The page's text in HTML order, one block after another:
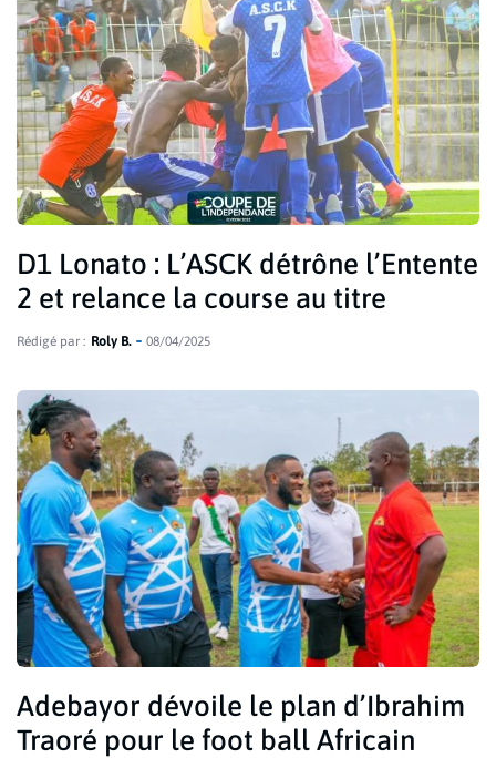
D1 Lonato : L’ASCK détrône l’Entente
2 et relance la course au titre
Rédigé par : Roly B. 08/04/2025
Adebayor dévoile le plan d’Ibrahim
Traoré pour le foot ball Africain